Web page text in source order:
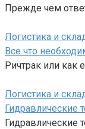
Прежде чем
Логистика и
Все что
Ричтрак или как
Логистика и
Гидравлические
Гидравлические